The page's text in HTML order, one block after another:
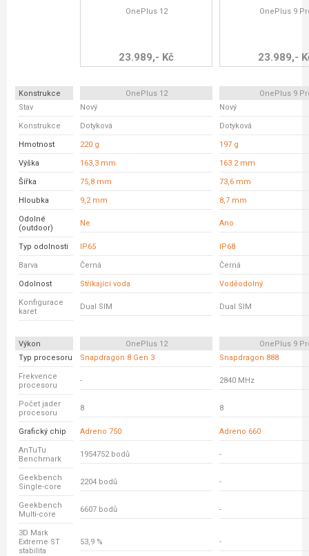
OnePlus 12
23.989,- Kč
OnePlus 9
23.989,-
Konstrukce OnePlus 12
OnePlus 9
Stav
Nový Nový
Konstrukce Dotyková Dotyková
Hmotnost 220 g 197 g
Výška 163,3 mm 163.2 mm
Šířka 75,8 mm 73,6 mm
Hloubka 9,2 mm 8,7 mm
Odolné
(outdoor)
Ne Ano
Typ odolnosti IP65 IP68
Barva Černá Černá
Odolnost Stříkající voda Voděodolný
Konfigurace
karet
Dual SIM Dual SIM
Výkon OnePlus 12
OnePlus 9
Typ procesoru
Snapdragon 8 Gen 3 Snapdragon 888
Frekvence
procesoru
- 2840 MHz
Počet jader
procesoru
8 8
Grafický chip Adreno 750 Adreno 660
AnTuTu
Benchmark
1954752 bodů -
Geekbench
Single-core
2204 bodů -
Geekbench
Multi-core
6607 bodů -
3D Mark
Extreme ST
stabilita
53,9 % -